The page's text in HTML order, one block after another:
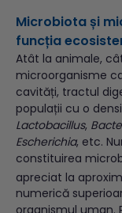
Microbiota și
funcția
Atât la animale,
microorganisme
cavități, tractul
populații cu o
Lactobacillus,
Escherichia, etc.
constituirea
apreciat la
numerică